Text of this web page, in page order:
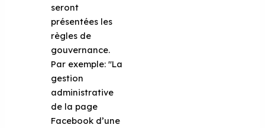
seront
présentées les
règles de
gouvernance.
Par exemple: "La
gestion
administrative
de la page
Facebook d’une